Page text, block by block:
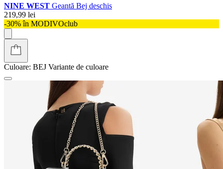
NINE WEST Geantă Bej deschis
219,99 lei
-30% în MODIVOclub
Culoare: BEJ Variante de culoare